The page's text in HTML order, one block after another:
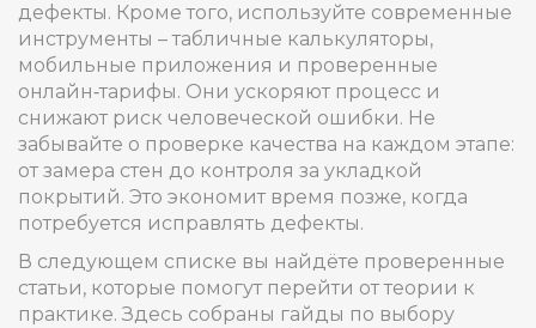
дефекты. Кроме того, используйте современные
инструменты – табличные калькуляторы,
мобильные приложения и проверенные
онлайн‑тарифы. Они ускоряют процесс и
снижают риск человеческой ошибки. Не
забывайте о проверке качества на каждом этапе:
от замера стен до контроля за укладкой
покрытий. Это экономит время позже, когда
потребуется исправлять дефекты.
В следующем списке вы найдёте проверенные
статьи, которые помогут перейти от теории к
практике. Здесь собраны гайды по выбору